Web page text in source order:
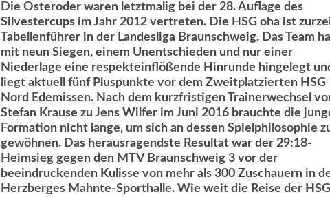
Die Osteroder waren letztmalig bei der 28. Auflage des
Silvestercups im Jahr 2012 vertreten. Die HSG oha ist
Tabellenführer in der Landesliga Braunschweig. Das Team
mit neun Siegen, einem Unentschieden und nur einer
Niederlage eine respekteinflößende Hinrunde hingelegt
liegt aktuell fünf Pluspunkte vor dem Zweitplatzierten HSG
Nord Edemissen. Nach dem kurzfristigen Trainerwechsel
Stefan Krause zu Jens Wilfer im Juni 2016 brauchte die
Formation nicht lange, um sich an dessen Spielphilosophie
gewöhnen. Das herausragendste Resultat war der 29:18-
Heimsieg gegen den MTV Braunschweig 3 vor der
beeindruckenden Kulisse von mehr als 300 Zuschauern in
Herzberges Mahnte-Sporthalle. Wie weit die Reise der